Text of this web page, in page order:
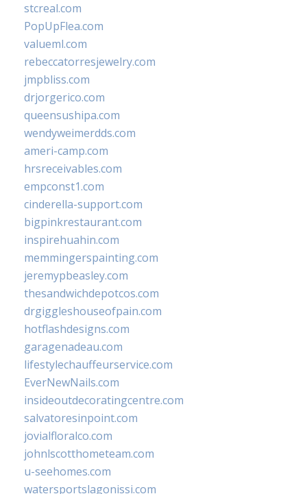
stcreal.com
PopUpFlea.com
valueml.com
rebeccatorresjewelry.com
jmpbliss.com
drjorgerico.com
queensushipa.com
wendyweimerdds.com
ameri-camp.com
hrsreceivables.com
empconst1.com
cinderella-support.com
bigpinkrestaurant.com
inspirehuahin.com
memmingerspainting.com
jeremypbeasley.com
thesandwichdepotcos.com
drgiggleshouseofpain.com
hotflashdesigns.com
garagenadeau.com
lifestylechauffeurservice.com
EverNewNails.com
insideoutdecoratingcentre.com
salvatoresinpoint.com
jovialfloralco.com
johnlscotthometeam.com
u-seehomes.com
watersportslagonissi.com